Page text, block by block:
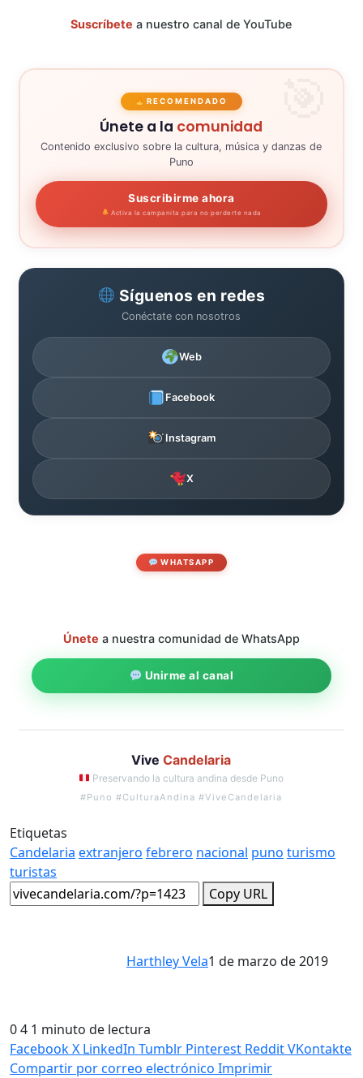
Suscríbete a nuestro canal de YouTube
RECOMENDADO
Únete a la comunidad
Contenido exclusivo sobre la cultura, música y danzas de
Puno
Suscribirme ahora
Activa la campanita para no perderte nada
Síguenos en redes
Conéctate con nosotros
Web
Facebook
Instagram
X
WHATSAPP
Únete a nuestra comunidad de WhatsApp
Unirme al canal
ViveCandelaria
Preservando la cultura andina desde Puno
#Puno #CulturaAndina #ViveCandelaria
Etiquetas
Candelaria extranjero febrero nacional puno turismo
turistas
Copy URL
Harthley Vela1 de marzo de 2019
04 1 minuto de lectura
FacebookX LinkedIn Tumblr Pinterest RedditVKontakte
Compartir por correo electrónico Imprimir